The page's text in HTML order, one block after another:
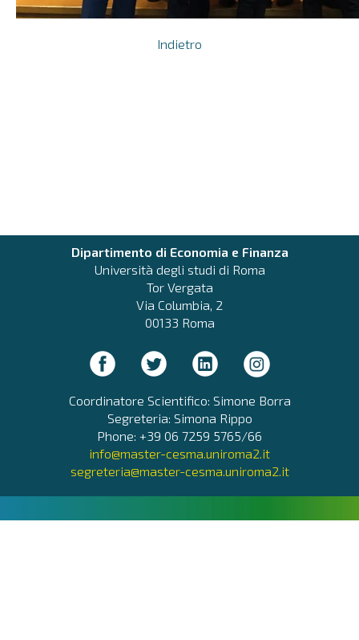
Indietro
Dipartimento di Economia e Finanza
Università degli studi di Roma
Tor Vergata
Via Columbia, 2
00133 Roma
Coordinatore Scientifico: Simone Borra
Segreteria: Simona Rippo
Phone: +39 06 7259 5765/66
info@master-cesma.uniroma2.it
segreteria@master-cesma.uniroma2.it